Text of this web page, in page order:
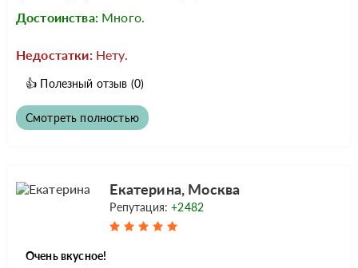
Достоинства: Много.
Недостатки: Нету.
👍 Полезный отзыв (0)
Смотреть полностью
Екатерина, Москва
Репутация:+2482
Очень вкусное!